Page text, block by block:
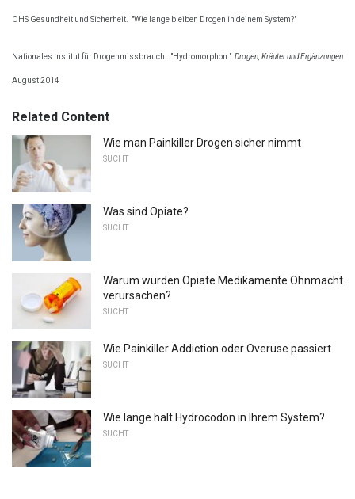
OHS Gesundheit und Sicherheit. "Wie lange bleiben Drogen in deinem System?"
Nationales Institut für Drogenmissbrauch. "Hydromorphon." Drogen, Kräuter und Ergänzungen
August 2014
Related Content
Wie man Painkiller Drogen sicher nimmt
SUCHT
Was sind Opiate?
SUCHT
Warum würden Opiate Medikamente Ohnmacht
verursachen?
SUCHT
Wie Painkiller Addiction oder Overuse passiert
SUCHT
Wie lange hält Hydrocodon in Ihrem System?
SUCHT